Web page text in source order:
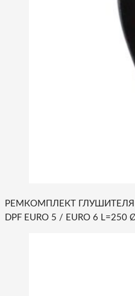
РЕМКОМПЛЕКТ ГЛУШИТЕЛЯ
DPF EURO 5 / EURO 6